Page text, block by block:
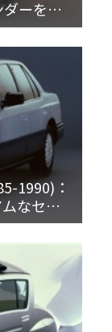
ーを装
1990)：
なセダ